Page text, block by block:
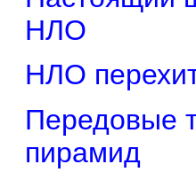
НЛО
НЛО
Передовые
пирамид